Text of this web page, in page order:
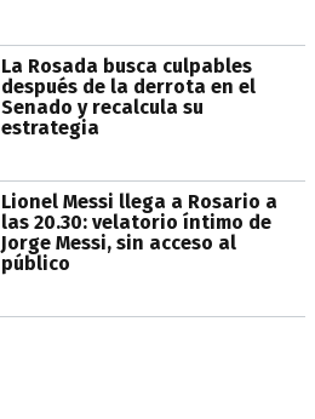
La Rosada busca culpables
después de la derrota en el
Senado y recalcula su
estrategia
Lionel Messi llega a Rosario a
las 20.30: velatorio íntimo de
Jorge Messi, sin acceso al
público